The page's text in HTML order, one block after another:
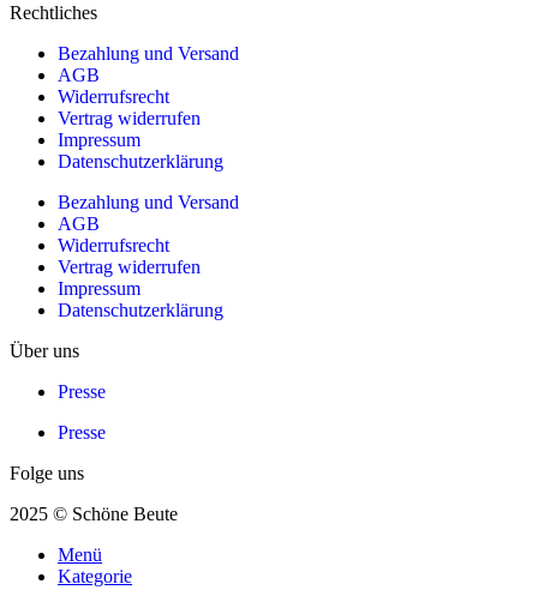
Rechtliches
Bezahlung und Versand
AGB
Widerrufsrecht
Vertrag widerrufen
Impressum
Datenschutzerklärung
Bezahlung und Versand
AGB
Widerrufsrecht
Vertrag widerrufen
Impressum
Datenschutzerklärung
Über uns
Presse
Presse
Folge uns
2025 © Schöne Beute
Menü
Kategorie